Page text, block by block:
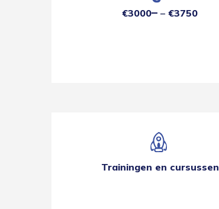
€3000 €3750
Trainingen en cursussen